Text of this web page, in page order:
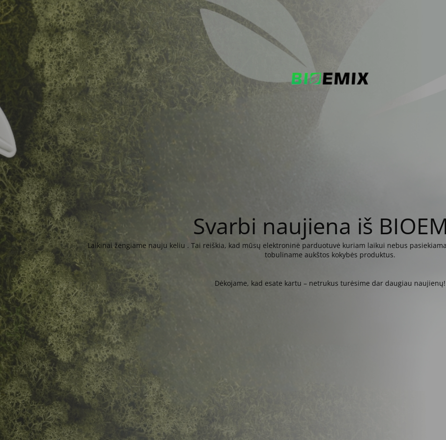
Svarbi naujiena iš
Laikinai žengiame nauju keliu . Tai reiškia, kad mūsų elektroninė parduotuvė kuriam laikui nebus
tobuliname aukštos kokybės produktus.
Dėkojame, kad esate kartu – netrukus turėsime dar daugiau naujienų!